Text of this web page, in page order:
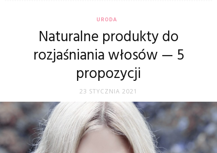
URODA
Naturalne produkty do
rozjaśniania włosów — 5
propozycji
23 STYCZNIA 2021